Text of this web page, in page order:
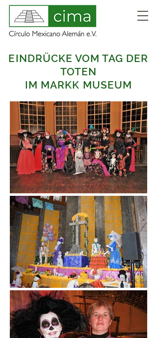
EINDRÜCKE VOM TAG DER
TOTEN
IM MARKK MUSEUM